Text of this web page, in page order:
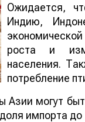
Ожидается,
Индию,
роста и
населения.
потребление
Азии могут
импорта